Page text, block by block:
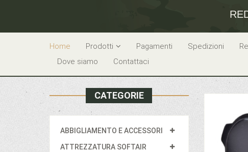
Home Prodotti Pagamenti Spedizioni
Dove siamo
Contattaci
CATEGORIE
ABBIGLIAMENTO E ACCESSORI
ATTREZZATURA SOFTAIR